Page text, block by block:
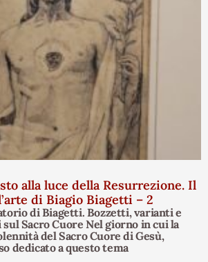
alla luce della Resurrezione. Il
di Biagio Biagetti – 2
di Biagetti. Bozzetti, varianti e
Sacro Cuore Nel giorno in cui la
del Sacro Cuore di Gesù,
dedicato a questo tema